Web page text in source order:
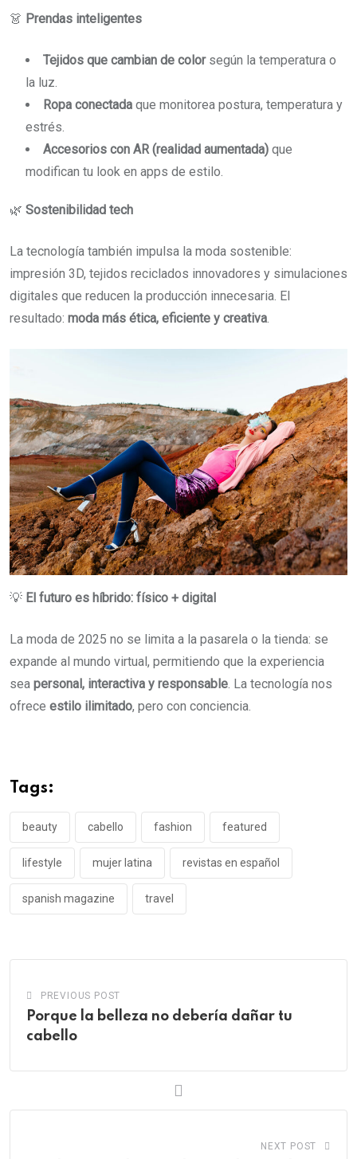
👗 Prendas inteligentes
Tejidos que cambian de colorsegún la temperatura o
la luz.
Ropa conectada que monitorea postura, temperatura y
estrés.
Accesorios con AR (realidad aumentada) que
modifican tu look en apps de estilo.
🌿 Sostenibilidad tech
La tecnología también impulsa la moda sostenible:
impresión 3D, tejidos reciclados innovadores y simulaciones
digitales que reducen la producción innecesaria. El
resultado: moda más ética, eficiente y creativa.
💡 El futuro es híbrido: físico + digital
La moda de 2025 no se limita a la pasarela o la tienda: se
expande al mundo virtual, permitiendo que la experiencia
sea personal, interactiva y responsable. La tecnología nos
ofrece estilo ilimitado, pero con conciencia.
Tags:
beauty cabello fashion featured
lifestyle mujer latina revistas en español
spanish magazine travel
PREVIOUS POST
Porque la belleza no debería dañar tu
cabello
NEXT POST